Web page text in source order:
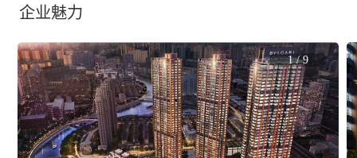
企业魅力
1/9